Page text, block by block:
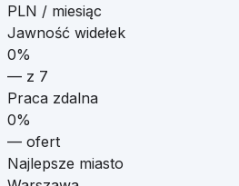
PLN / miesiąc
Jawność widełek
0%
— z 7
Praca zdalna
0%
— ofert
Najlepsze miasto